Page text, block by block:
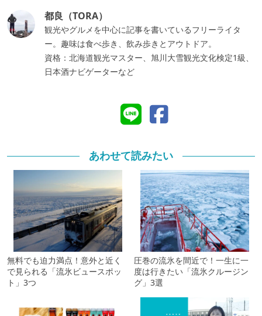
都良（TORA）
観光やグルメを中心に記事を書いているフリーライタ
ー。趣味は食べ歩き、飲み歩きとアウトドア。
資格：北海道観光マスター、旭川大雪観光文化検定1級、
日本酒ナビゲーターなど
あわせて読みたい
無料でも迫力満点！意外と近く
で見られる「流氷ビュースポッ
ト」3つ
圧巻の流氷を間近で！一生に一
度は行きたい「流氷クルージン
グ」3選